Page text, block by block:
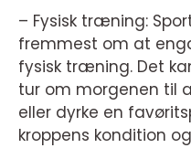
– Fysisk træning:
fremmest om at
fysisk træning. Det
tur om morgenen til
eller dyrke en
kroppens kondition